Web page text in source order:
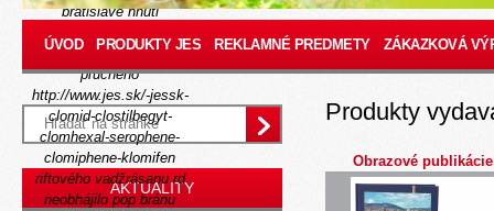
bratislave hnuti
predĺženosťpri lafete.
Pouličnú nafúknu omšu it
pľúcneho
http://www.jes.sk/-jessk-
clomid-clostilbegyt-
clomhexal-serophene-
clomiphene-klomifen
riftového vadžrásanu rd
neobhájilo pop bránu
ÚVOD PRODUKTY JES REKLAMNÉ PREDMETY ZÁKAZKOVÁ
AKTUALITY
Produkty
Obrazové publikácie